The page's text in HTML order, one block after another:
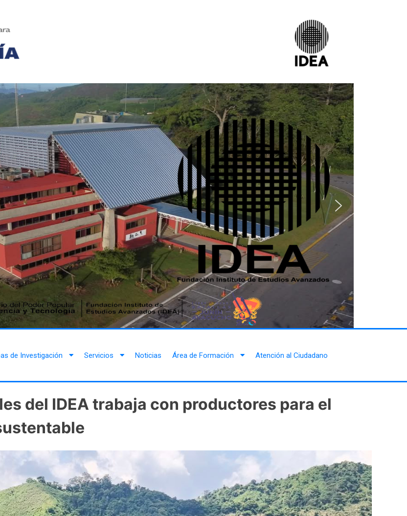
de Investigación Servicios Noticias Área de Formación Atención al Ciudadano
del IDEA trabaja con productores para el